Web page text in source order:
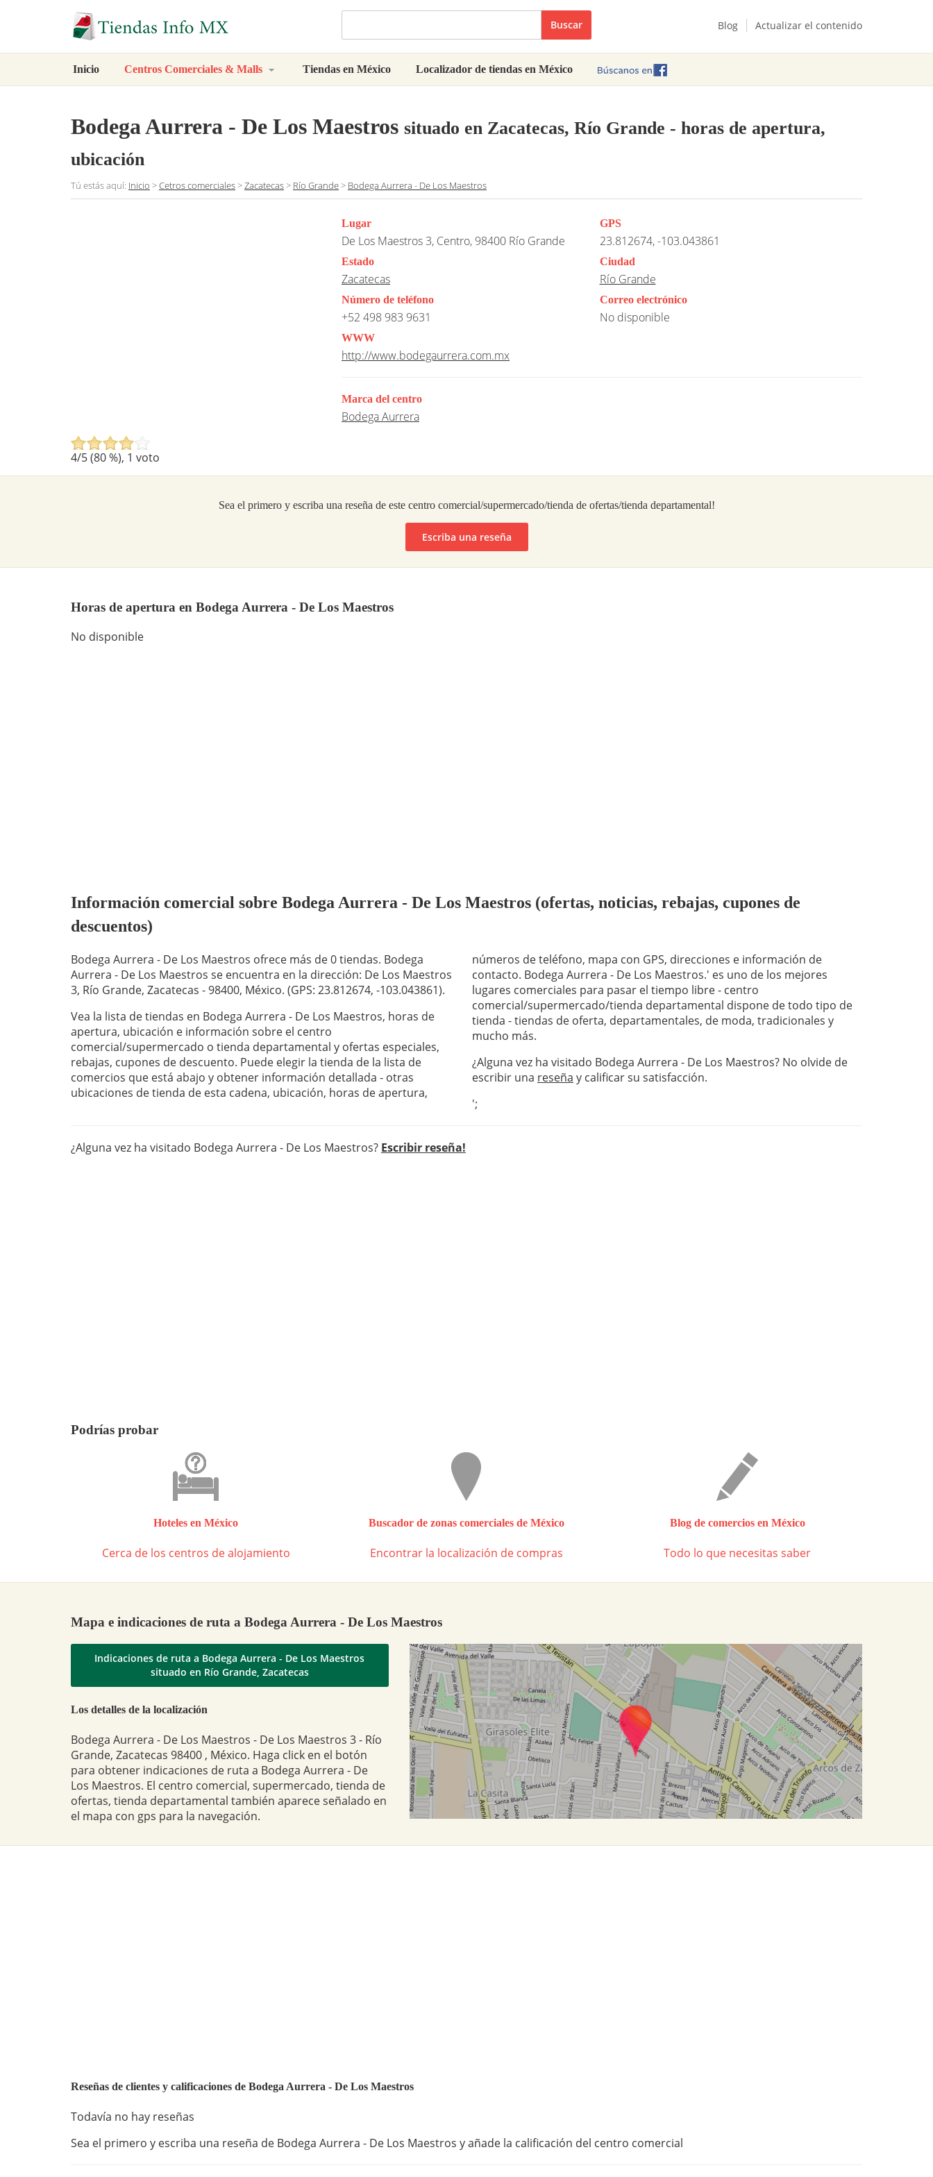
Buscar Blog Actualizar el contenido
Inicio Centros Comerciales & Malls Tiendas en México Localizador de tiendas en México
Bodega Aurrera - De Los Maestros situado en Zacatecas, Río Grande - horas de apertura,
ubicación
Tú estás aquí: Inicio >Cetros comerciales>Zacatecas> Río Grande> Bodega Aurrera - De Los Maestros
4/5 (80%), 1 voto
Lugar
De Los Maestros 3, Centro, 98400 Río Grande
GPS
23.812674, -103.043861
Estado
Zacatecas
Ciudad
Río Grande
Número de teléfono
+52 498 983 9631
Correo electrónico
No disponible
WWW
http://www.bodegaurrera.com.mx
Marca del centro
Bodega Aurrera
Sea el primero y escriba una reseña de este centro comercial/supermercado/tienda de ofertas/tienda departamental!
Escriba una reseña
Horas de apertura en Bodega Aurrera - De Los Maestros
No disponible
Información comercial sobre Bodega Aurrera - De Los Maestros (ofertas, noticias, rebajas, cupones de
descuentos)
Bodega Aurrera - De Los Maestros ofrece más de 0 tiendas. Bodega
Aurrera - De Los Maestros se encuentra en la dirección: De Los Maestros
3, Río Grande, Zacatecas - 98400, México. (GPS: 23.812674, -103.043861).
Vea la lista de tiendas en Bodega Aurrera - De Los Maestros, horas de
apertura, ubicación e información sobre el centro
comercial/supermercado o tienda departamental y ofertas especiales,
rebajas, cupones de descuento. Puede elegir la tienda de la lista de
comercios que está abajo y obtener información detallada - otras
ubicaciones de tienda de esta cadena, ubicación, horas de apertura,
números de teléfono, mapa con GPS, direcciones e información de
contacto. Bodega Aurrera - De Los Maestros.' es uno de los mejores
lugares comerciales para pasar el tiempo libre - centro
comercial/supermercado/tienda departamental dispone de todo tipo de
tienda - tiendas de oferta, departamentales, de moda, tradicionales y
mucho más.
¿Alguna vez ha visitado Bodega Aurrera - De Los Maestros? No olvide de
escribir una reseña y calificar su satisfacción.
';
¿Alguna vez ha visitado Bodega Aurrera - De Los Maestros? Escribir reseña!
Podrías probar
Hoteles en México
Cerca de los centros de alojamiento
Buscador de zonas comerciales de México
Encontrar la localización de compras
Blog de comercios en México
Todo lo que necesitas saber
Mapa e indicaciones de ruta a Bodega Aurrera - De Los Maestros
Indicaciones de ruta a Bodega Aurrera - De Los Maestros
situado en Río Grande, Zacatecas
Los detalles de la localización
Bodega Aurrera - De Los Maestros - De Los Maestros 3 - Río
Grande, Zacatecas 98400 , México. Haga click en el botón
para obtener indicaciones de ruta a Bodega Aurrera - De
Los Maestros. El centro comercial, supermercado, tienda de
ofertas, tienda departamental también aparece señalado en
el mapa con gps para la navegación.
Reseñas de clientes y calificaciones de Bodega Aurrera - De Los Maestros
Todavía no hay reseñas
Sea el primero y escriba una reseña de Bodega Aurrera - De Los Maestros y añade la calificación del centro comercial